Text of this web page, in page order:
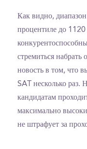
Как видно,
процентиле до
стремиться
новость в том, что
SAT несколько раз.
кандидатам
максимально
не штрафует за